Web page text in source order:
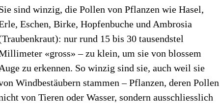
sind winzig, die Pollen von Pflanzen wie Hasel,
Eschen, Birke, Hopfen­buche und Ambrosia
nur rund 15 bis 30 tausendstel
«gross» – zu klein, um sie von blossem
zu erkennen. So winzig sind sie, auch weil sie
Windbestäubern stammen – Pflanzen, deren Pollen
von Tieren oder Wasser, sondern ausschliesslich